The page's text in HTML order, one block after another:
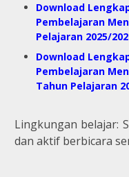
Download
Pembelajaran
Pelajaran 2025/
Download
Pembelajaran
Tahun Pelajaran
Lingkungan belajar:
dan aktif berbicara